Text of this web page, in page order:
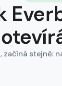
stejně: